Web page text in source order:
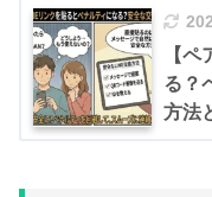
【
る？
方法